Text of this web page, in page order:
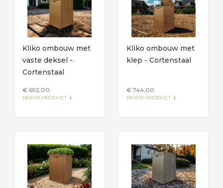
Kliko ombouw met
vaste deksel -
Cortenstaal
€ 692,00
BEKIJK PRODUCTkeyboard_arrow_right
Kliko ombouw met
klep - Cortenstaal
€ 744,00
BEKIJK PRODUCTkeyboard_arrow_right